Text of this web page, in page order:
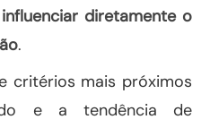
diretamente o
.
critérios mais próximos
e a tendência de